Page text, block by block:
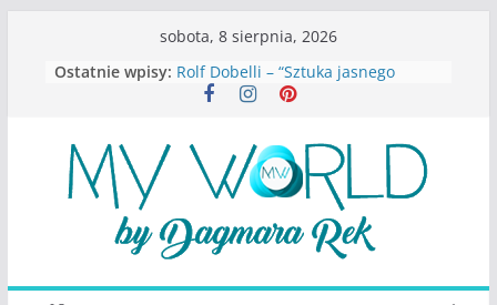
sobota, 8 sierpnia, 2026
Ostatnie wpisy: Rolf Dobelli – “Sztuka jasnego
myślenia”
Konstancina. Sekrety seksbiznesu”
Katarzyna Lewandowicz – Zanim
straciliśmy siebie
Judith Joseph – “Wysoko
funkcjonująca depresja”
S.Wynn-Williams – “Bezwzględni. O
największego portalu